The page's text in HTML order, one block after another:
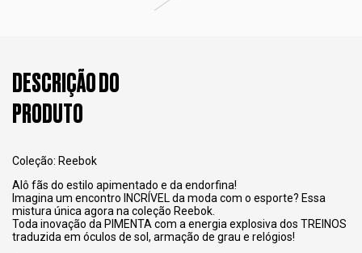
DESCRIÇÃO DO
PRODUTO
Coleção: Reebok
Alô fãs do estilo apimentado e da endorfina!
Imagina um encontro INCRÍVEL da moda com o esporte? Essa
mistura única agora na coleção Reebok.
Toda inovação da PIMENTA com a energia explosiva dos TREINOS
traduzida em óculos de sol, armação de grau e relógios!